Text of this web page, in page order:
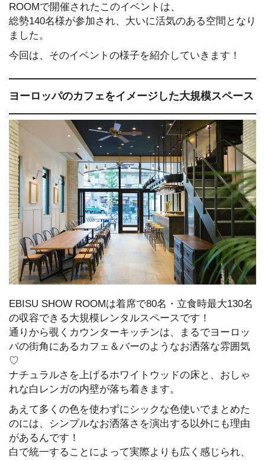
ROOMで開催されたこのイベントは、
総勢140名様が参加され、大いに活気のある空間となり
ました。
今回は、そのイベントの様子を紹介していきます！
ヨーロッパのカフェをイメージした大規模スペース
EBISU SHOW ROOMは着席で80名・立食時最大130名
の収容できる大規模レンタルスペースです！
通りから覗くカウンターキッチンは、まるでヨーロッ
パの街角にあるカフェ＆バーのようなお洒落な雰囲気
♡
ナチュラルさを上げるホワイトウッドの床と、おしゃ
れな白レンガの内壁が落ち着きます。
あえて多くの色を使わずにシックな色使いでまとめた
のには、シンプルなお洒落さを演出する以外にも理由
があるんです！
白で統一することによって実際よりも広く感じられ、